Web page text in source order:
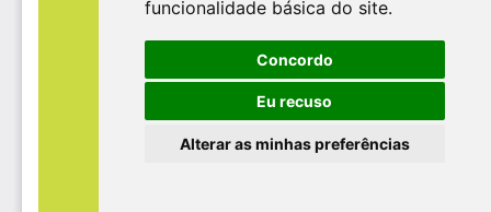
funcionalidade básica do site.
Concordo
Eu recuso
Alterar as minhas preferências